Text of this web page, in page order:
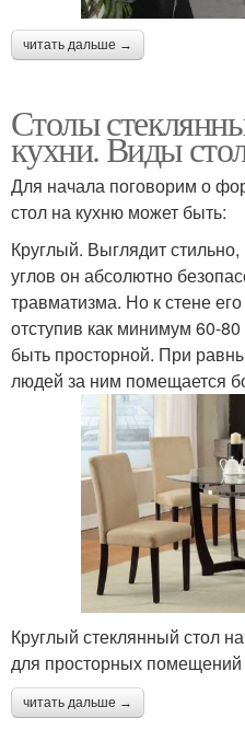
читать дальше →
Столы
кухни. Виды
Для начала поговорим о
стол на кухню может быть:
Круглый. Выглядит стильно,
углов он абсолютно
травматизма. Но к стене
отступив как минимум 60-
быть просторной. При
людей за ним помещается
Круглый стеклянный стол
для просторных помещений
читать дальше →